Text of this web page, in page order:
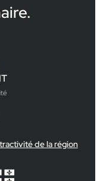
de la région